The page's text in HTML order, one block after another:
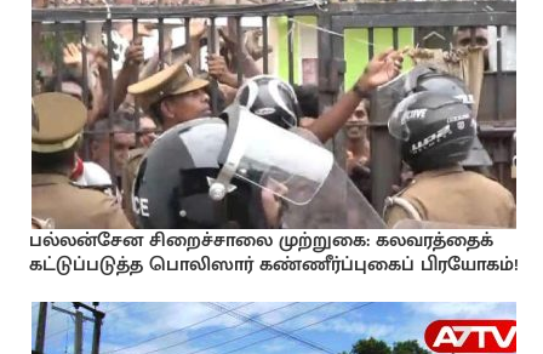
பல்லன்சேன சிறைச்சாலை முற்றுகை: கலவரத்தைக்
கட்டுப்படுத்த பொலிஸார் கண்ணீர்ப்புகைப் பிரயோகம்!